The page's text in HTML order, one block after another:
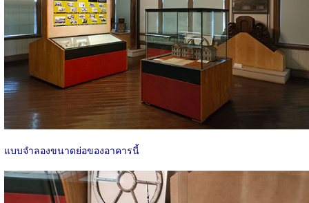
แบบจำลองขนาดย่อของอาคารนี้